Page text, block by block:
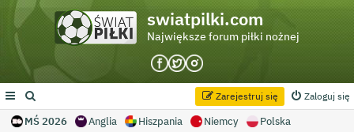
swiatpilki.com
Największe forum piłki nożnej
Zaloguj się
Zarejestruj się
MŚ 2026 Anglia Hiszpania Niemcy
Polska